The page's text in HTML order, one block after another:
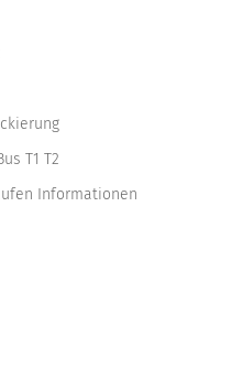
T1 T2
Informationen